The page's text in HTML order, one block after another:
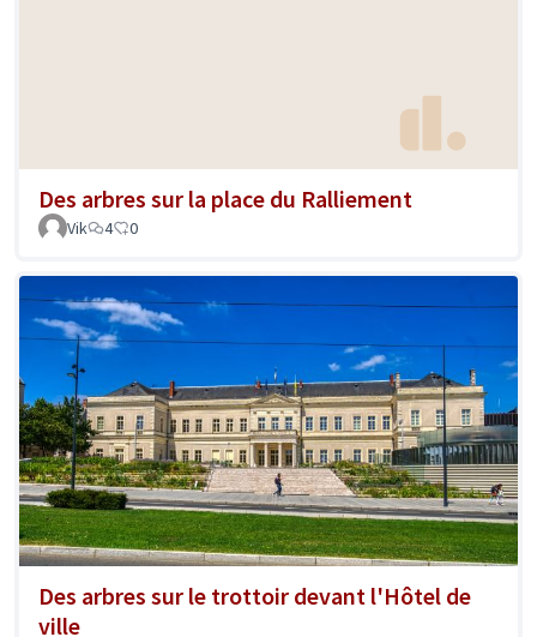
Des arbres sur la place du Ralliement
Vik 4 0
Des arbres sur le trottoir devant l'Hôtel de
ville